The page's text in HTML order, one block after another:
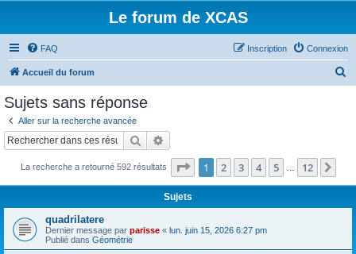
Le forum de XCAS
FAQ Connexion
Inscription
Accueil du forum
c
Sujets sans réponse
Aller sur la recherche avancée
Rechercher
La recherche a retourné 592 résultats Page 1sur12
1 2 3 4 5 12
Sujets
quadrilatere
Dernier message par parisse « lun. juin 15, 2026 6:27 pm
Publié dans Géométrie